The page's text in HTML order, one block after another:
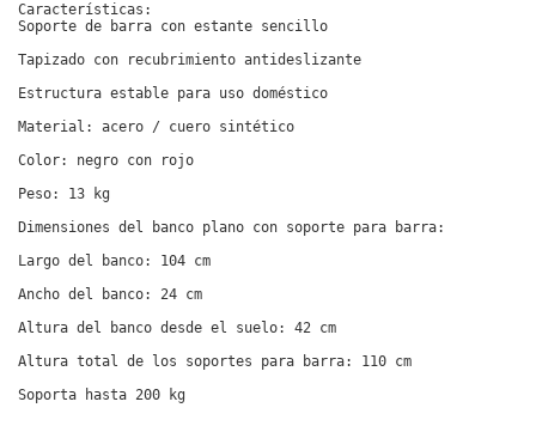
Características:
Soporte de barra con estante sencillo
Tapizado con recubrimiento antideslizante
Estructura estable para uso doméstico
Material: acero / cuero sintético
Color: negro con rojo
Peso: 13 kg
Dimensiones del banco plano con soporte para barra:
Largo del banco: 104 cm
Ancho del banco: 24 cm
Altura del banco desde el suelo: 42 cm
Altura total de los soportes para barra: 110 cm
Soporta hasta 200 kg